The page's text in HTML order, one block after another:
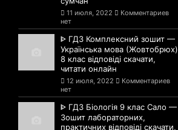
11 июля, 2022
Комментариев
нет
ᐈ ГДЗ Комплексний зошит —
Українська мова (Жовтобрюх)
8 клас відповіді скачати,
читати онлайн
12 июля, 2022
Комментариев
нет
ᐈ ГДЗ Біологія 9 клас Сало —
Зошит лабораторних,
практичних відповіді скачати,